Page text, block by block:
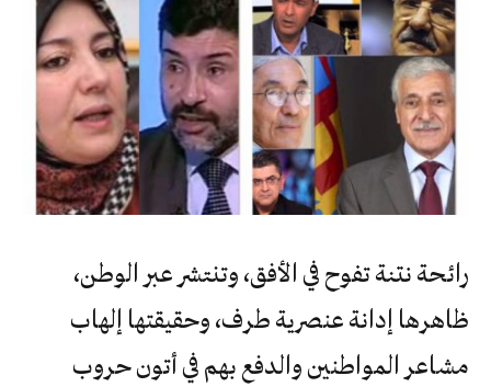
رائحة نتنة تفوح في الأفق، وتنتشر عبر الوطن،
ظاهرها إدانة عنصرية طرف، وحقيقتها إلهاب
مشاعر المواطنين والدفع بهم في أتون حروب